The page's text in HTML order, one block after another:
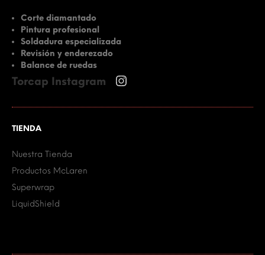
Corte diamantado
Pintura profesional
Soldadura especializada
Revisión y enderezado
Balance de ruedas
Torcap Instagram
TIENDA
Nuestra Tienda
Productos McLaren
Superwrap
LiquidShield